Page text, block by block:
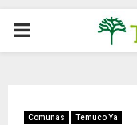
P
Comunas Temuco Ya